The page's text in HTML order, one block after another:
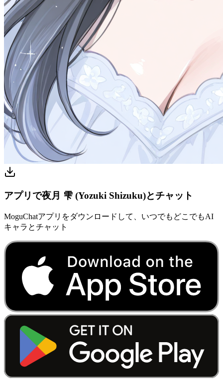
アプリで夜月 雫 (Yozuki Shizuku)とチャット
MoguChatアプリをダウンロードして、いつでもどこでもAI
キャラとチャット